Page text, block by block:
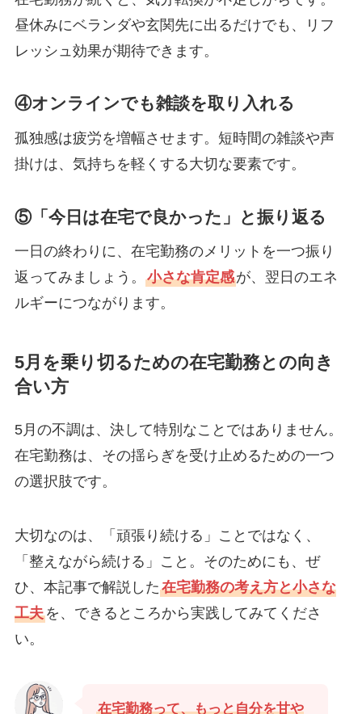
昼休みにベランダや玄関先に出るだけでも、リフ
レッシュ効果が期待できます。
④オンラインでも雑談を取り入れる
孤独感は疲労を増幅させます。短時間の雑談や声
掛けは、気持ちを軽くする大切な要素です。
⑤「今日は在宅で良かった」と振り返る
一日の終わりに、在宅勤務のメリットを一つ振り
返ってみましょう。 小さな肯定感が、翌日のエネ
ルギーにつながります。
5月を乗り切るための在宅勤務との向き
合い方
5月の不調は、決して特別なことではありません。
在宅勤務は、その揺らぎを受け止めるための一つ
の選択肢です。
大切なのは、「頑張り続ける」ことではなく、
「整えながら続ける」こと。そのためにも、ぜ
ひ、本記事で解説した在宅勤務の考え方と小さな
工夫を、できるところから実践してみてくださ
い。
在宅勤務って、もっと自分を甘や